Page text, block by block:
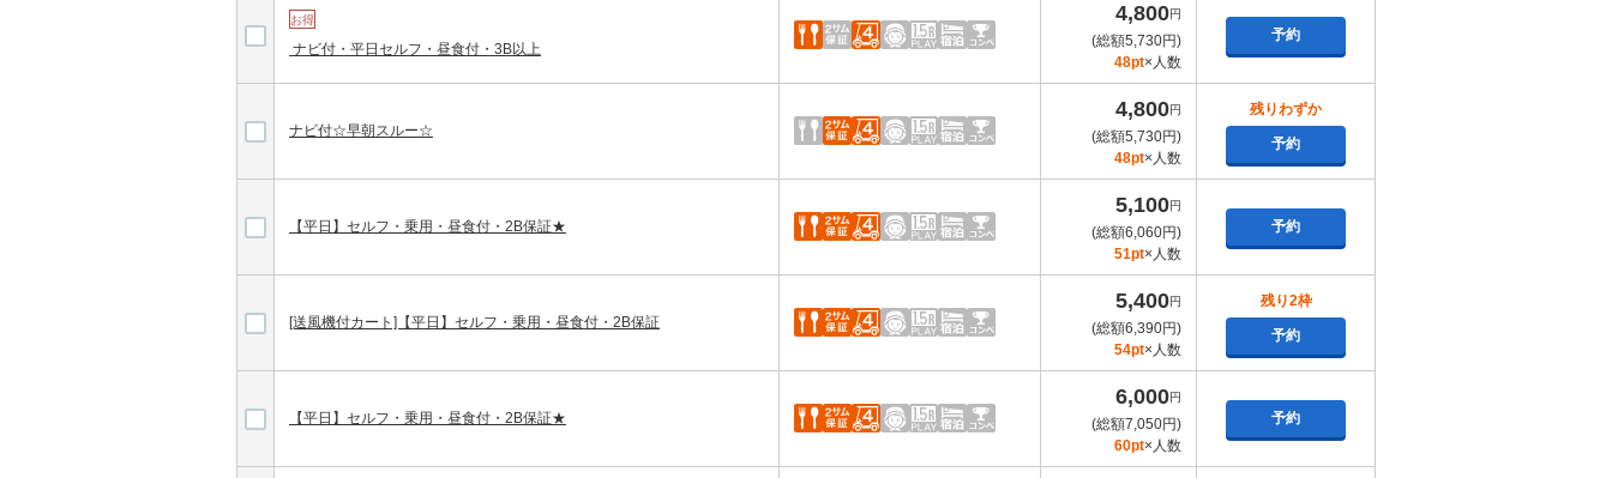
お得
ナビ付・平日セルフ・昼食付・3B以上
4,800円
(総額5,730円)
48pt×人数
予約
ナビ付☆早朝スルー☆
4,800円
(総額5,730円)
48pt×人数
残りわずか
予約
【平日】セルフ・乗用・昼食付・2B保証★
5,100円
(総額6,060円)
51pt×人数
予約
[送風機付カート]【平日】セルフ・乗用・昼食付・2B保証
5,400円
(総額6,390円)
54pt×人数
残り2枠
予約
【平日】セルフ・乗用・昼食付・2B保証★
6,000円
(総額7,050円)
60pt×人数
予約